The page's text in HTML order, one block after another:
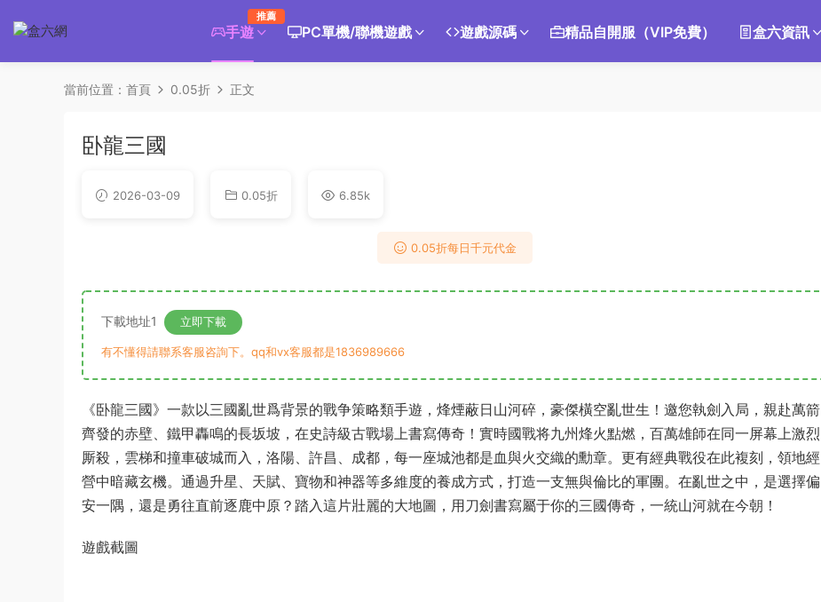
手遊
推薦
PC單機/聯機遊戲 遊戲源碼 精品自開服（VIP免費） 盒六資訊
當前位置： 首頁 0.05折 正文
卧龍三國
2026-03-09 0.05折 6.85k
0.05折每日千元代金
下載地址1 立即下載
有不懂得請聯系客服咨詢下。qq和vx客服都是1836989666
《卧龍三國》一款以三國亂世爲背景的戰争策略類手遊，烽煙蔽日山河碎，豪傑橫空亂世生！邀您執劍入局，親赴萬箭
齊發的赤壁、鐵甲轟鳴的長坂坡，在史詩級古戰場上書寫傳奇！實時國戰将九州烽火點燃，百萬雄師在同一屏幕上激烈
厮殺，雲梯和撞車破城而入，洛陽、許昌、成都，每一座城池都是血與火交織的勳章。更有經典戰役在此複刻，領地經
營中暗藏玄機。通過升星、天賦、寶物和神器等多維度的養成方式，打造一支無與倫比的軍團。在亂世之中，是選擇偏
安一隅，還是勇往直前逐鹿中原？踏入這片壯麗的大地圖，用刀劍書寫屬于你的三國傳奇，一統山河就在今朝！
遊戲截圖